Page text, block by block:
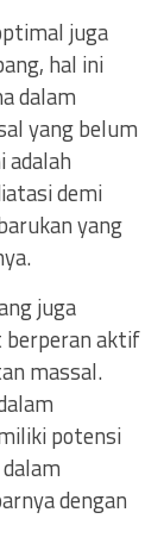
juga
hal ini
dalam
yang belum
adalah
demi
yang
juga
berperan aktif
massal.
potensi
dengan